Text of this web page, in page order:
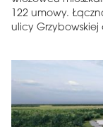
122 umowy.
ulicy Grzybowskiej